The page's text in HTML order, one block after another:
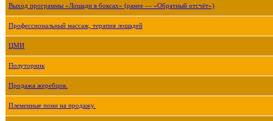
Выход программы «Лошади в боксах» (ранее — «Обратный отсчёт»)
Профессиональный массаж, терапия лошадей
ЦМИ
Полуторник
Продажа жеребцов.
Племенные пони на продажу.